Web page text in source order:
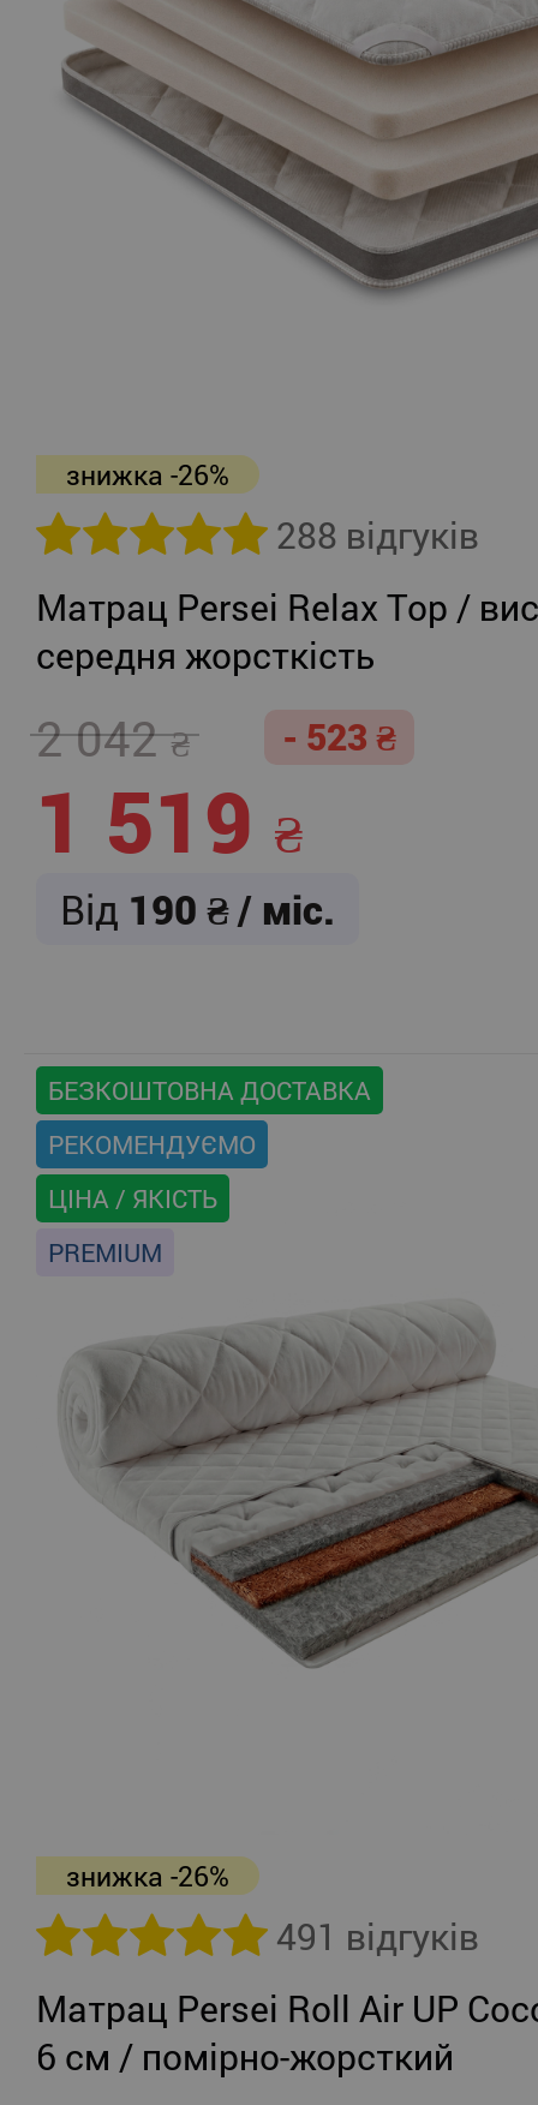
знижка -26%
288 відгуків
Матрац Persei Relax Top /
середня жорсткість
2 042 - 523
1 519
Від 190 / міс.
БЕЗКОШТОВНА ДОСТАВКА
РЕКОМЕНДУЄМО
ЦІНА / ЯКІСТЬ
PREMIUM
знижка -26%
491 відгуків
Матрац Persei Roll Air UP
6 см / помірно-жорсткий